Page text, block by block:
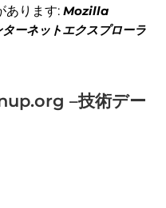
あります: Mozilla
ターネットエクスプローラ
–技術デー